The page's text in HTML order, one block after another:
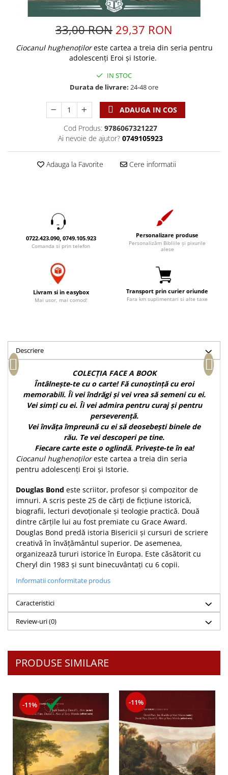
Rugaciune
Familie
Viata de familie
Harfe / Partituri
Instrumente pastorale
Predici/ Schite de predici
Resurse studiu biblic
Instrumente teologice
Dictionare
Eseuri
Marturii
Romane
Meditatii
Pedagogie
Sanatate
Teologie
Apologetica
Dogmatica
Istoria Bisericii
Misiune
Viata crestina
Contemporaneitate
Devotional
Diverse
Lupta Spirituala
Schimbarea caracterului
Slujire
Viata din belsug
Dezvoltare personala
Leadership
Mediu
Sanatate / nutritie
Pix plastic
Jurnal de Rugaciune
Foarte puternici
Produse din lemn
Accesorii birou
Rame foto
Tablouri din lemn
Pungi cadou cu versete
Set cadou
Statuete
Sticle apa
Suport pentru pahar
Tablouri
Alte suveniruri
Carti postale
Suport pahar
Tablouri
Carti postale
33,00 RON 29,37 RON
Ciocanul hughenoțiloreste cartea a treia din seria pentru
adolescenți Eroi și Istorie.
IN STOC
Durata de livrare: 24-48 ore
ADAUGA IN COS
Cod Produs: 9786067321227
Ai nevoie de ajutor? 0749105923
Adauga la Favorite Cere informatii
0722.423.090, 0749.105.923
Comanda si prin telefon
Personalizare produse
Personalizăm Bibliile și pixurile
alese
Livram si in easybox
Mai usor, mai comod!
Transport prin curier oriunde
Fara km suplimentari si alte taxe
Descriere
COLECȚIA FACE A BOOK
Întâlnește-te cu o carte! Fă cunoștință cu eroi
memorabili. Îi vei îndrăgi și vei vrea să semeni cu ei.
Vei simți cu ei. Îi vei admira pentru curaj și pentru
perseverență.
Vei învăța împreună cu ei să deosebești binele de
rău. Te vei descoperi pe tine.
Fiecare carte este o oglindă. Privește-te în ea!
Ciocanul hughenoțiloreste cartea a treia din seria
pentru adolescenți Eroi și Istorie.
Douglas Bond este scriitor, profesor și compozitor de
imnuri. A scris peste 25 de cărți de ficțiune istorică,
biografii, lecturi devoționale și teologie practică. Două
dintre cărțile lui au fost premiate cu Grace Award.
Douglas Bond predă istoria Bisericii și cursuri de scriere
creativă în învățământul superior. De asemenea,
organizează tururi istorice în Europa. Este căsătorit cu
Cheryl din 1983 și sunt binecuvântați cu 6 copii.
Informatii conformitate produs
Caracteristici
Review-uri(0)
PRODUSE SIMILARE
-11% -11%